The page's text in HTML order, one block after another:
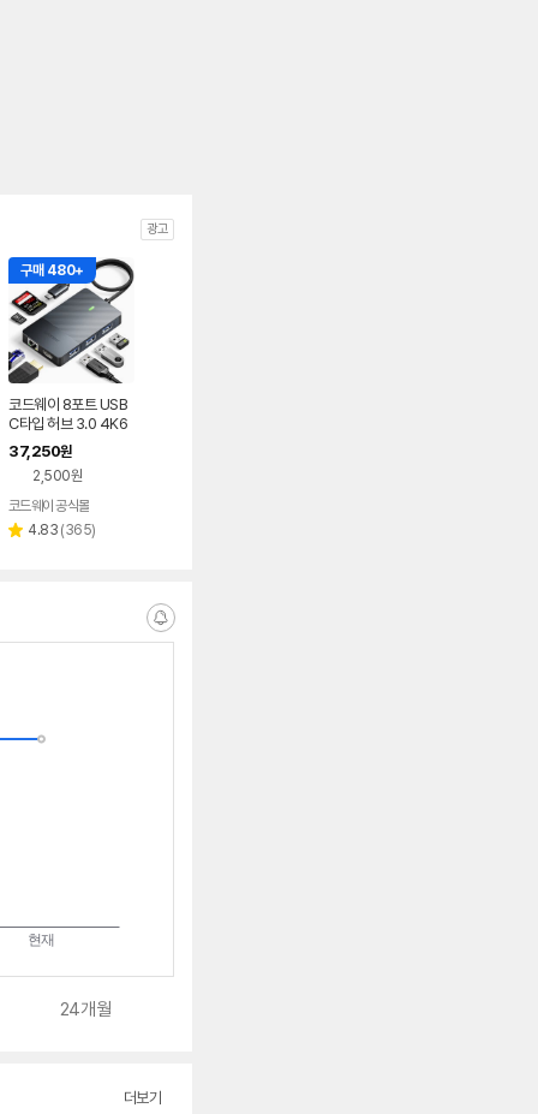
광고
구매 480+
코드웨이 8포트 USB
C타입 허브 3.0 4K6
0hz 멀티허브
37,250원
2,500원
코드웨이 공식몰
별 4.83 리
(365)
알
24개월
더보기